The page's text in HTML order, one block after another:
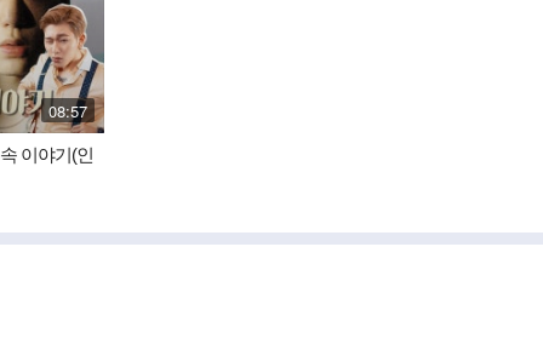
재
생
시
간
08:57
이야기(인